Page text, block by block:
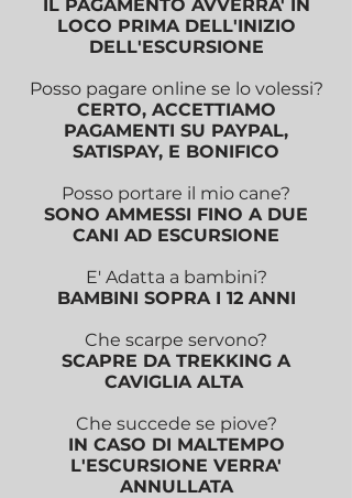
IL PAGAMENTO AVVERRA' IN
LOCO PRIMA DELL'INIZIO
DELL'ESCURSIONE
Posso pagare online se lo volessi?
CERTO, ACCETTIAMO
PAGAMENTI SU PAYPAL,
SATISPAY, E BONIFICO
Posso portare il mio cane?
SONO AMMESSI FINO A DUE
CANI AD ESCURSIONE
E' Adatta a bambini?
BAMBINI SOPRA I 12 ANNI
Che scarpe servono?
SCAPRE DA TREKKING A
CAVIGLIA ALTA
Che succede se piove?
IN CASO DI MALTEMPO
L'ESCURSIONE VERRA'
ANNULLATA